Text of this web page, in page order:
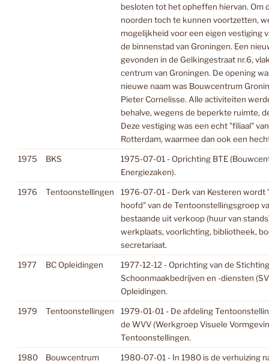
besloten tot het opheffen hiervan. Om
noorden toch te kunnen voortzetten,
mogelijkheid voor een eigen vestiging
de binnenstad van Groningen. Een
gevonden in de Gelkingestraat nr.6,
centrum van Groningen. De opening
nieuwe naam was Bouwcentrum
Pieter Cornelisse. Alle activiteiten
behalve, wegens de beperkte ruimte,
Deze vestiging was een echt "filiaal"
Rotterdam, waarmee dan ook een
1975 BKS
1975-07-01 - Oprichting BTE
Energiezaken).
1976 Tentoonstellingen
1976-07-01 - Derk van Kesteren wordt
hoofd" van de Tentoonstellingsgroep
bestaande uit verkoop (huur van
werkplaats, voorlichting, bibliotheek,
secretariaat.
1977 BC Opleidingen
1977-12-12 - Oprichting van de
Schoonmaakbedrijven en -diensten
Opleidingen.
1979 Tentoonstellingen
1979-01-01 - De afdeling
de WVV (Werkgroep Visuele
Tentoonstellingen.
1980
Bouwcentrum
1980-07-01 - In 1980 is de verhuizing